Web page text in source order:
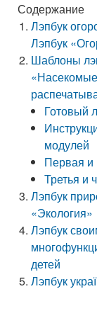
Содержание
Лэпбук
Лэпбук
Шаблоны
Готовый
модулей
Первая и
Третья и
Лэпбук
«Экология»
Лэпбук
детей
Лэпбук